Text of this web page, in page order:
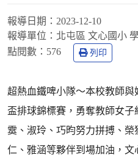
報導日期： 2023-12-10
報導單位： 北屯區 文心國小
點閱數： 576 列印
超熱血鐵啤小隊～本校教師
盃排球錦標賽，勇奪教師女
霙、淑玲、巧昀努力拼搏、
仁、雅涵等夥伴到場加油，文